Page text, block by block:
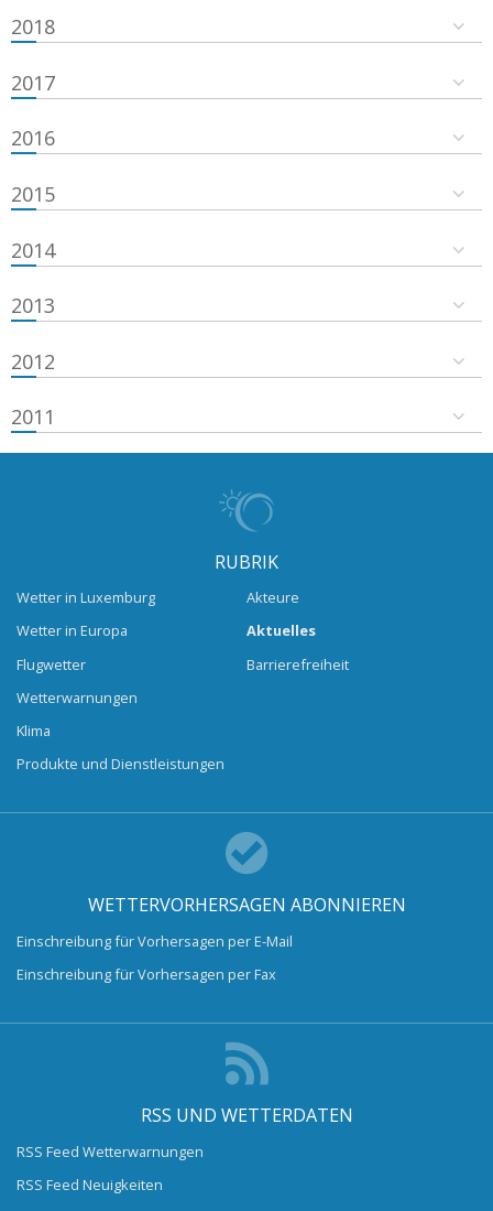
2018
2017
2016
2015
2014
2013
2012
2011
RUBRIK
Wetter in Luxemburg
Wetter in Europa
Flugwetter
Wetterwarnungen
Klima
Produkte und Dienstleistungen
Akteure
Aktuelles
Barrierefreiheit
WETTERVORHERSAGEN ABONNIEREN
Einschreibung für Vorhersagen per E-Mail
Einschreibung für Vorhersagen per Fax
RSS UND WETTERDATEN
RSS Feed Wetterwarnungen
RSS Feed Neuigkeiten